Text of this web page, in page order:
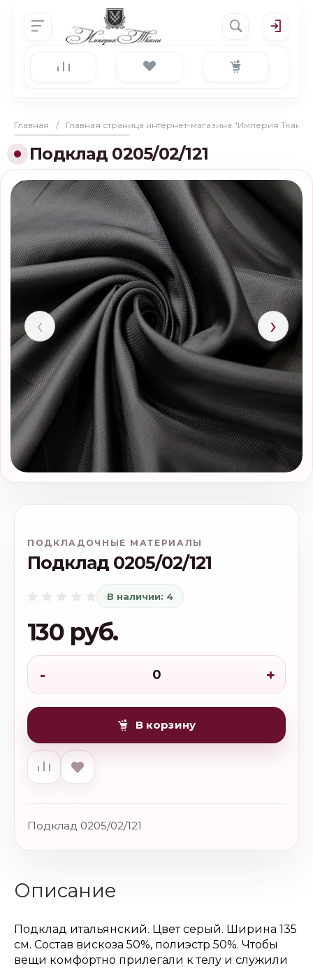
Главная / Главная страница интернет-магазина "Империя Ткани"
Подклад 0205/02/121
‹ ›
ПОДКЛАДОЧНЫЕ МАТЕРИАЛЫ
Подклад 0205/02/121
В наличии: 4
130 руб.
- +
В корзину
Подклад 0205/02/121
Описание
Подклад итальянский. Цвет серый. Ширина 135
см. Состав вискоза 50%, полиэстр 50%. Чтобы
вещи комфортно прилегали к телу и служили